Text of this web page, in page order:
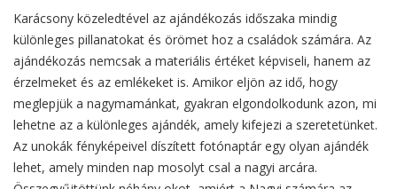
Karácsony közeledtével az ajándékozás időszaka mindig
különleges pillanatokat és örömet hoz a családok számára. Az
ajándékozás nemcsak a materiális értéket képviseli, hanem az
érzelmeket és az emlékeket is. Amikor eljön az idő, hogy
meglepjük a nagymamánkat, gyakran elgondolkodunk azon, mi
lehetne az a különleges ajándék, amely kifejezi a szeretetünket.
Az unokák fényképeivel díszített fotónaptár egy olyan ajándék
lehet, amely minden nap mosolyt csal a nagyi arcára.